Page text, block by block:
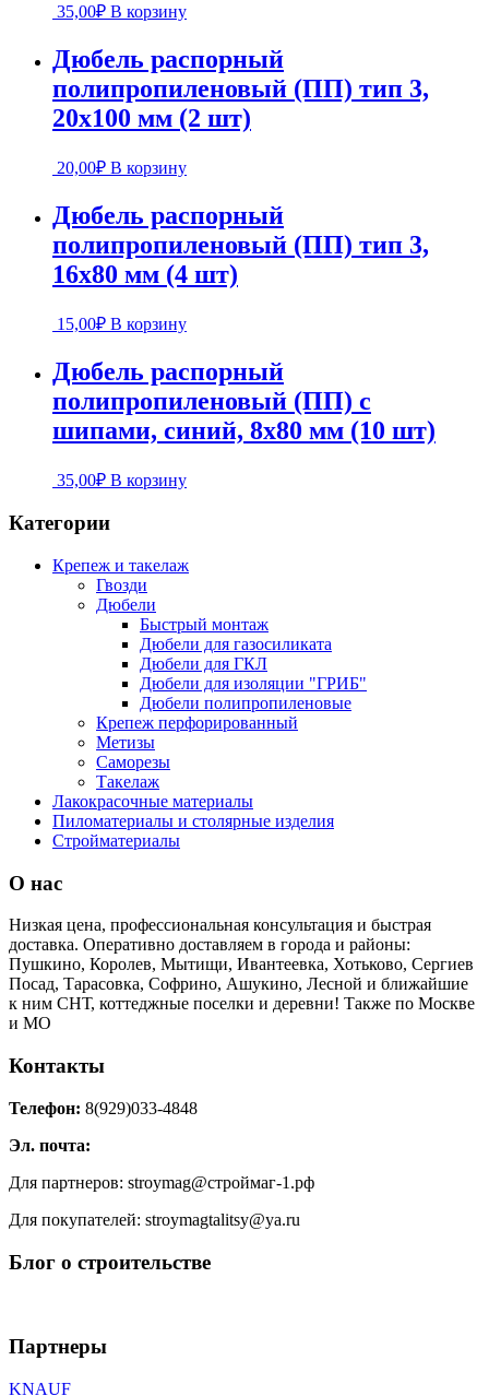
35,00₽ В корзину
Дюбель распорный
полипропиленовый (ПП) тип 3,
20х100 мм (2 шт)
20,00₽ В корзину
Дюбель распорный
полипропиленовый (ПП) тип 3,
16х80 мм (4 шт)
15,00₽ В корзину
Дюбель распорный
полипропиленовый (ПП) с
шипами, синий, 8х80 мм (10 шт)
35,00₽ В корзину
Категории
Крепеж и такелаж
Гвозди
Дюбели
Быстрый монтаж
Дюбели для газосиликата
Дюбели для ГКЛ
Дюбели для изоляции "ГРИБ"
Дюбели полипропиленовые
Крепеж перфорированный
Метизы
Саморезы
Такелаж
Лакокрасочные материалы
Пиломатериалы и столярные изделия
Стройматериалы
О нас
Низкая цена, профессиональная консультация и быстрая
доставка. Оперативно доставляем в города и районы:
Пушкино, Королев, Мытищи, Ивантеевка, Хотьково, Сергиев
Посад, Тарасовка, Софрино, Ашукино, Лесной и ближайшие
к ним СНТ, коттеджные поселки и деревни! Также по Москве
и МО
Контакты
Телефон: 8(929)033-4848
Эл. почта:
Для партнеров: stroymag@строймаг-1.рф
Для покупателей: stroymagtalitsy@ya.ru
Блог о строительстве
Партнеры
KNAUF